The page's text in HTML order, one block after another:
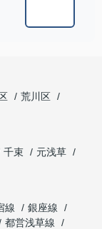
荒川区
千束
元浅草
線
銀座線
都営浅草線